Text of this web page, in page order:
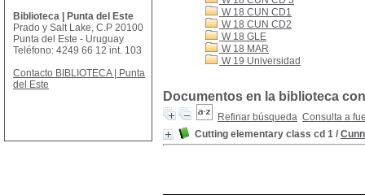
W 18 CUN CD1
W 18 CUN CD2
W 18 GLE
W 18 MAR
W 19 Universidad
Documentos en la biblioteca
Refinar búsqueda Consulta a
Cutting elementary class cd 1 /
Biblioteca | Punta del Este
Prado y Salt Lake, C.P 20100
Punta del Este - Uruguay
Teléfono: 4249 66 12 int. 103
Contacto BIBLIOTECA | Punta
del Este